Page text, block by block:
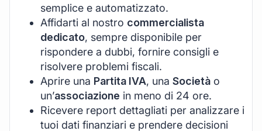
semplice e automatizzato.
Affidarti al nostro commercialista
dedicato, sempre disponibile per
rispondere a dubbi, fornire consigli e
risolvere problemi fiscali.
Aprire una Partita IVA, una Società o
un’associazione in meno di 24 ore.
Ricevere report dettagliati per analizzare i
tuoi dati finanziari e prendere decisioni